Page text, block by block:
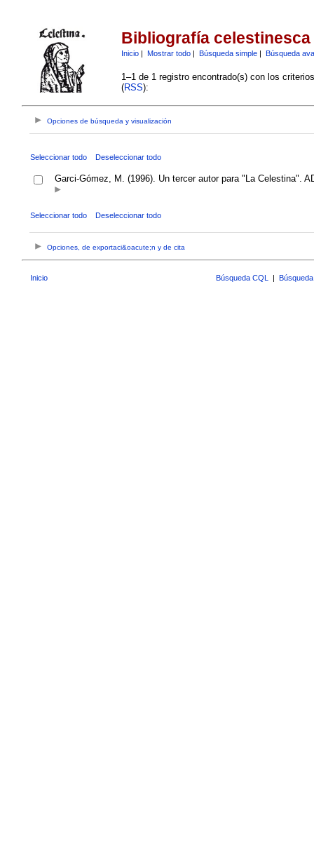
Bibliografía celestinesca
Inicio| Mostrar todo| Búsqueda simple| Búsqueda
1–1 de 1 registro encontrado(s) con los
(RSS):
Opciones de búsqueda y visualización
Seleccionar todo Deseleccionar todo
Garci-Gómez, M. (1996). Un tercer autor para "La Celestina".
Seleccionar todo Deseleccionar todo
Opciones, de exportaci&oacute;n y de cita
Inicio Búsqueda CQL |